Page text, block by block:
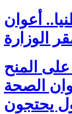
أعوان
الوزارة
المنح
الصحة
يحتجون